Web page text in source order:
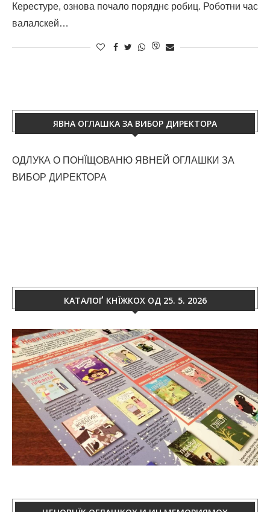
Керестуре, ознова почало поряднє робиц. Роботни час
валалскей…
ЯВНА ОГЛАШКА ЗА ВИБОР ДИРЕКТОРА
ОДЛУКА О ПОНЇЩОВАНЮ ЯВНЕЙ ОГЛАШКИ ЗА
ВИБОР ДИРЕКТОРА
КАТАЛОҐ КНЇЖКОХ ОД 25. 5. 2026